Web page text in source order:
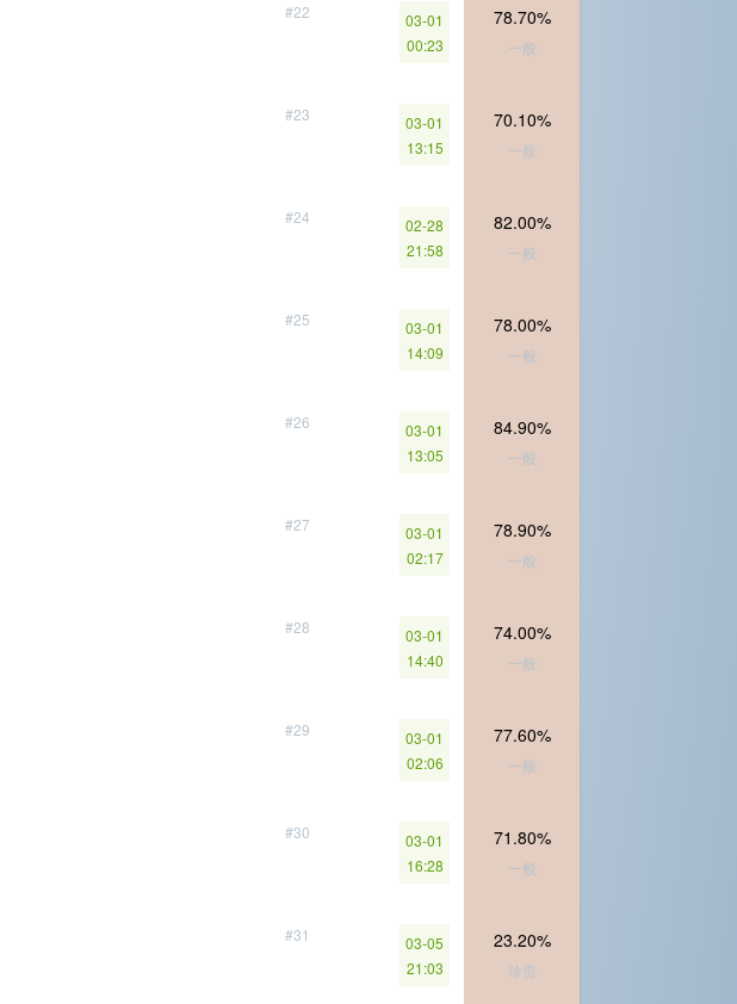
#22
03-01
00:23
78.70%
一般
#23
03-01
13:15
70.10%
一般
#24
02-28
21:58
82.00%
一般
#25
03-01
14:09
78.00%
一般
#26
03-01
13:05
84.90%
一般
#27
03-01
02:17
78.90%
一般
#28
03-01
14:40
74.00%
一般
#29
03-01
02:06
77.60%
一般
#30
03-01
16:28
71.80%
一般
#31
03-05
21:03
23.20%
珍贵